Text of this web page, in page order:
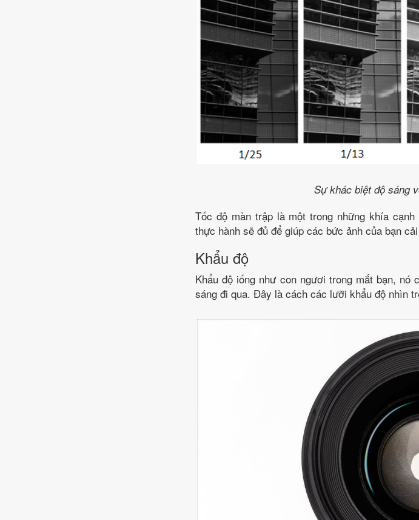
Sự khác biệt độ sáng
Tốc độ màn trập là một trong những khía
thực hành sẽ đủ để giúp các bức ảnh của bạn
Khẩu độ
Khẩu độ iống như con ngươi trong mắt bạn,
sáng đi qua. Đây là cách các lưỡi khẩu độ nhìn